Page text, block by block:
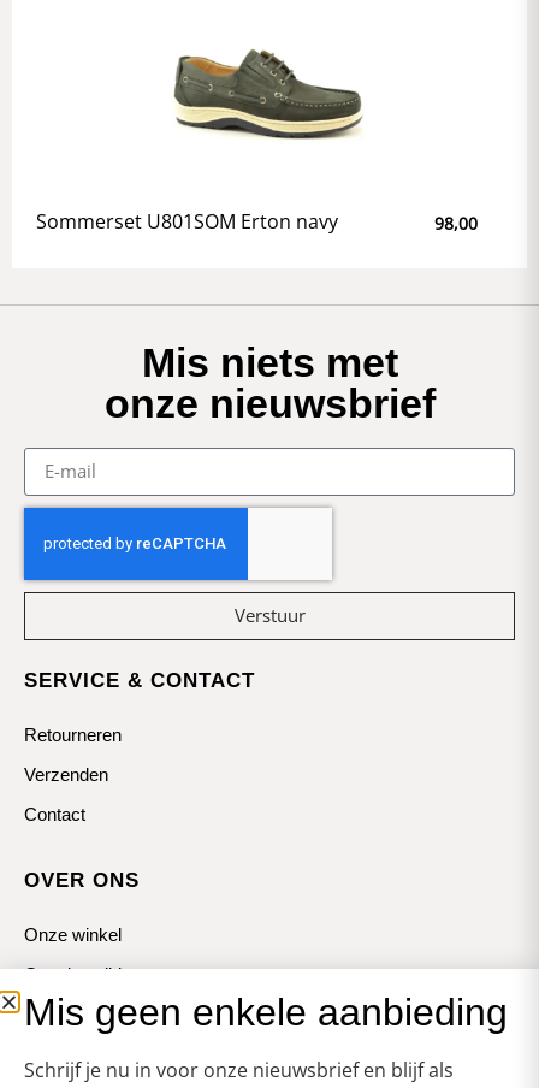
Sommerset U801SOM Erton navy 98,00
Mis niets met
onze nieuwsbrief
Verstuur
SERVICE & CONTACT
Retourneren
Verzenden
Contact
OVER ONS
Onze winkel
Openingstijden
Koopzondagen
Mis geen enkele aanbieding
Schrijf je nu in voor onze nieuwsbrief en blijf als